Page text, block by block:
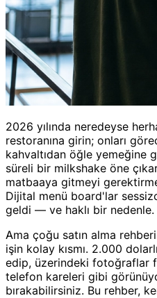
2026 yılında neredeyse
restoranına girin; onları
kahvaltıdan öğle yemeğine
süreli bir milkshake öne
matbaaya gitmeyi
Dijital menü board'lar
geldi — ve haklı bir
Ama çoğu satın alma
işin kolay kısmı. 2.000
edip, üzerindeki fotoğraflar
telefon kareleri gibi
bırakabilirsiniz. Bu rehber,